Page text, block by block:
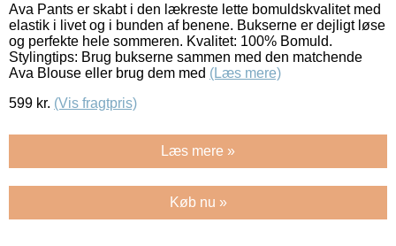
Ava Pants er skabt i den lækreste lette bomuldskvalitet med
elastik i livet og i bunden af benene. Bukserne er dejligt løse
og perfekte hele sommeren. Kvalitet: 100% Bomuld.
Stylingtips: Brug bukserne sammen med den matchende
Ava Blouse eller brug dem med (Læs mere)
599 kr. (Vis fragtpris)
Læs mere »
Køb nu »